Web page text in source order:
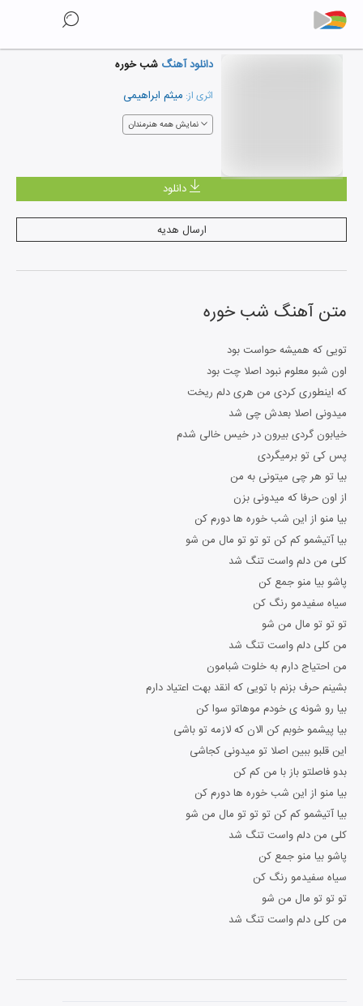
دانلود آهنگ شب خوره
اثری از: میثم ابراهیمی
نمایش همه هنرمندان
دانلود
ارسال هدیه
متن آهنگ شب خوره
تویی که همیشه حواست بود
اون شبو معلوم نبود اصلا چت بود
که اینطوری کردی من هری دلم ریخت
میدونی اصلا بعدش چی شد
خیابون گردی بیرون در خیس خالی شدم
پس کی تو برمیگردی
بیا تو هر چی میتونی به من
از اون حرفا که میدونی بزن
بیا منو از این شب خوره ها دورم کن
بیا آتیشمو کم کن تو تو تو مال من شو
کلی من دلم واست تنگ شد
پاشو بیا منو جمع کن
سیاه سفیدمو رنگ کن
تو تو تو مال من شو
من کلی دلم واست تنگ شد
من احتیاج دارم به خلوت شبامون
بشینم حرف بزنم با تویی که انقد بهت اعتیاد دارم
بیا رو شونه ی خودم موهاتو سوا کن
بیا پیشمو خوبم کن الان که لازمه تو باشی
این قلبو ببین اصلا تو میدونی کجاشی
بدو فاصلتو باز با من کم کن
بیا منو از این شب خوره ها دورم کن
بیا آتیشمو کم کن تو تو تو مال من شو
کلی من دلم واست تنگ شد
پاشو بیا منو جمع کن
سیاه سفیدمو رنگ کن
تو تو تو مال من شو
من کلی دلم واست تنگ شد